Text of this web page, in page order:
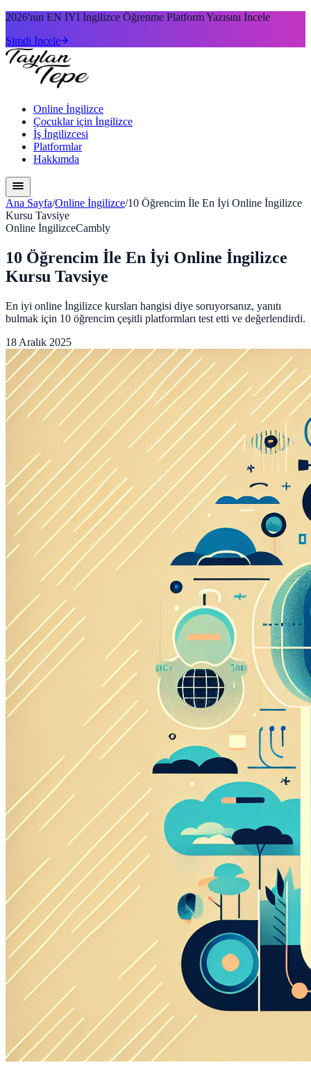
2026'nın EN İYİ İngilizce Öğrenme Platform Yazısını İncele
Şimdi İncele
Online İngilizce
Çocuklar için İngilizce
İş İngilizcesi
Platformlar
Hakkımda
Ana Sayfa/Online İngilizce/10 Öğrencim İle En İyi Online İngilizce
Kursu Tavsiye
Online İngilizceCambly
10 Öğrencim İle En İyi Online İngilizce
Kursu Tavsiye
En iyi online İngilizce kursları hangisi diye soruyorsanız, yanıtı
bulmak için 10 öğrencim çeşitli platformları test etti ve değerlendirdi.
18 Aralık 2025